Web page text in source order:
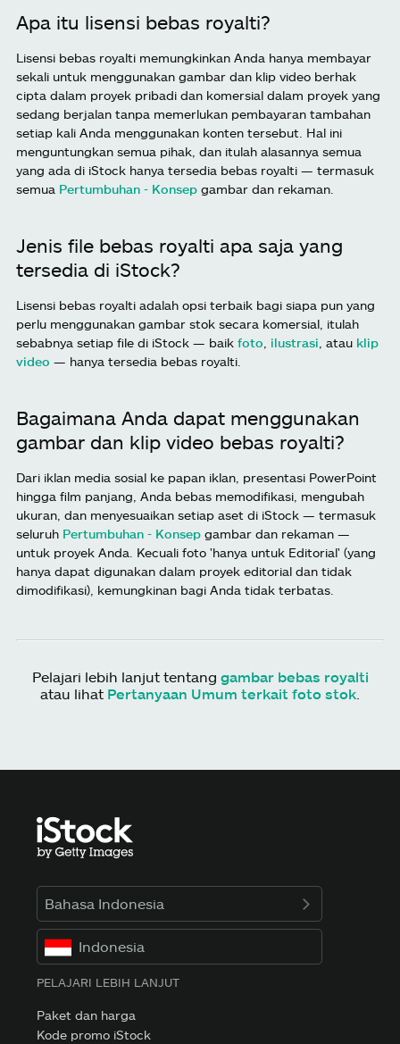
Apa itu lisensi bebas royalti?
Lisensi bebas royalti memungkinkan Anda hanya membayar
sekali untuk menggunakan gambar dan klip video berhak
cipta dalam proyek pribadi dan komersial dalam proyek yang
sedang berjalan tanpa memerlukan pembayaran tambahan
setiap kali Anda menggunakan konten tersebut. Hal ini
menguntungkan semua pihak, dan itulah alasannya semua
yang ada di iStock hanya tersedia bebas royalti — termasuk
semua Pertumbuhan - Konsep gambar dan rekaman.
Jenis file bebas royalti apa saja yang
tersedia di iStock?
Lisensi bebas royalti adalah opsi terbaik bagi siapa pun yang
perlu menggunakan gambar stok secara komersial, itulah
sebabnya setiap file di iStock — baik foto ilustrasi , atau klip
video — hanya tersedia bebas royalti.
Bagaimana Anda dapat menggunakan
gambar dan klip video bebas royalti?
Dari iklan media sosial ke papan iklan, presentasi PowerPoint
hingga film panjang, Anda bebas memodifikasi, mengubah
ukuran, dan menyesuaikan setiap aset di iStock — termasuk
seluruh Pertumbuhan - Konsep gambar dan rekaman —
untuk proyek Anda. Kecuali foto 'hanya untuk Editorial' (yang
hanya dapat digunakan dalam proyek editorial dan tidak
dimodifikasi), kemungkinan bagi Anda tidak terbatas.
Pelajari lebih lanjut tentang gambar bebas royalti
atau lihat Pertanyaan Umum terkait foto stok
Bahasa Indonesia
Indonesia
PELAJARI LEBIH LANJUT
Paket dan harga
Kode promo iStock